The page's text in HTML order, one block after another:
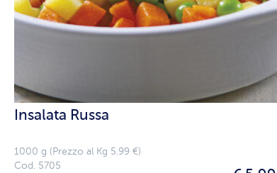
Insalata Russa
1000 g (Prezzo al Kg 5.99 €)
Cod. 5705